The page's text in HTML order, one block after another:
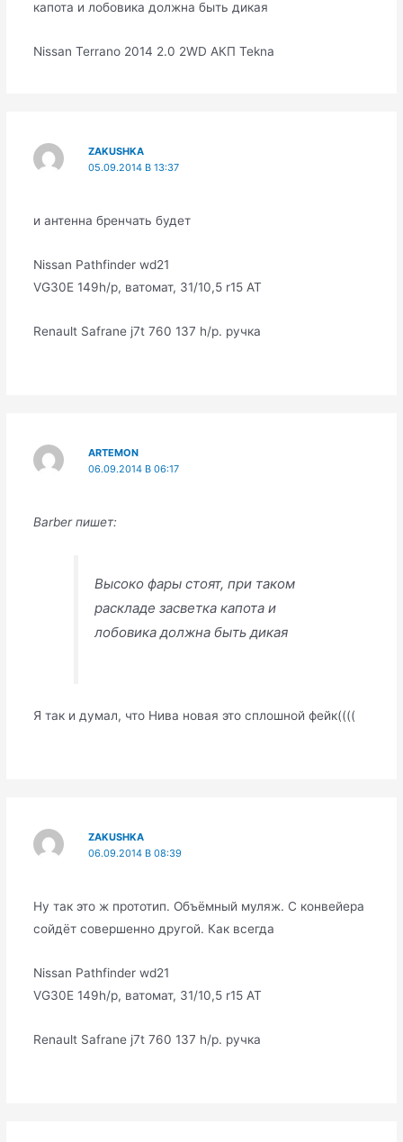
капота и лобовика должна быть дикая
Nissan Terrano 2014 2.0 2WD АКП Tekna
ZAKUSHKA
05.09.2014 В 13:37
и антенна бренчать будет
Nissan Pathfinder wd21
VG30E 149h/p, ватомат, 31/10,5 r15 AT
Renault Safrane j7t 760 137 h/p. ручка
ARTEMON
06.09.2014 В 06:17
Barber пишет:
Высоко фары стоят, при таком
раскладе засветка капота и
лобовика должна быть дикая
Я так и думал, что Нива новая это сплошной фейк((((
ZAKUSHKA
06.09.2014 В 08:39
Ну так это ж прототип. Объёмный муляж. С конвейера
сойдёт совершенно другой. Как всегда
Nissan Pathfinder wd21
VG30E 149h/p, ватомат, 31/10,5 r15 AT
Renault Safrane j7t 760 137 h/p. ручка